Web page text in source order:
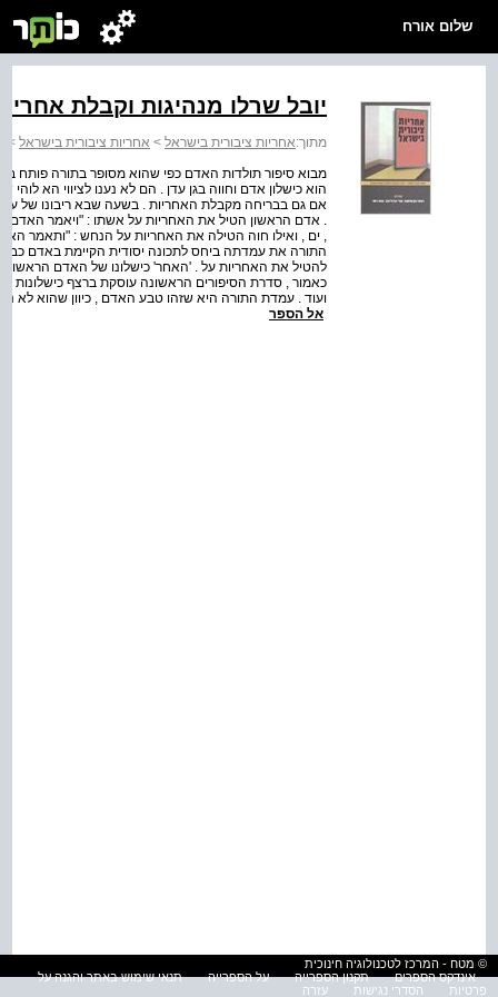
שלום אורח
יובל שרלו מנהיגות וקבלת
מתוך:אחריות ציבורית בישראל > אחריות ציבורית בישראל >
מבוא סיפור תולדות האדם כפי שהוא מסופר בתורה פותח
הוא כישלון אדם וחווה בגן עדן . הם לא נענו לציווי הא
אם גם בבריחה מקבלת האחריות . בשעה שבא ריבונו של
. אדם הראשון הטיל את האחריות על אשתו : "ויאמר האדם
, ים , ואילו חוה הטילה את האחריות על הנחש : "ותאמר
התורה את עמדתה ביחס לתכונה יסודית הקיימת באדם כבר
להטיל את האחריות על . 'האחר' כישלונו של האדם הראשון
כאמור , סדרת הסיפורים הראשונה עוסקת ברצף כישלונות :
ועוד . עמדת התורה היא שזהו טבע האדם , כיוון שהוא לא
אל הספר
© מטח - המרכז לטכנולוגיה חינוכית
אינדקס הספרים
תקנון הספרייה על הספרייה
תנאי שימוש באתר והגנה על
פרטיות
הסדרי נגישות עזרה